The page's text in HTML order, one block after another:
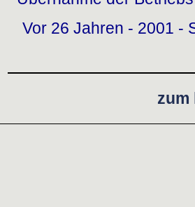
Vor 26 Jahren - 2001 -
zum